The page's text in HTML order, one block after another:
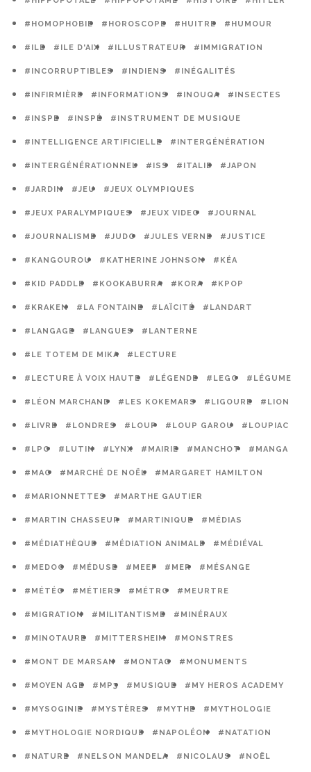
#HOMOPHOBIE #HOROSCOPE #HUITRE #HUMOUR
#ILE #ILE D'AIX #ILLUSTRATEUR #IMMIGRATION
#INCORRUPTIBLES #INDIENS #INÉGALITÉS
#INFIRMIÈRE #INFORMATIONS #INOUQA #INSECTES
#INSPE #INSPÉ #INSTRUMENT DE MUSIQUE
#INTELLIGENCE ARTIFICIELLE #INTERGÉNÉRATION
#INTERGÉNÉRATIONNEL #ISS #ITALIE #JAPON
#JARDIN #JEU #JEUX OLYMPIQUES
#JEUX PARALYMPIQUES #JEUX VIDEO #JOURNAL
#JOURNALISME #JUDO #JULES VERNE #JUSTICE
#KANGOUROU #KATHERINE JOHNSON #KÉA
#KID PADDLE #KOOKABURRA #KORA #KPOP
#KRAKEN #LA FONTAINE #LAÏCITÉ #LANDART
#LANGAGE #LANGUES #LANTERNE
#LE TOTEM DE MIKA #LECTURE
#LECTURE À VOIX HAUTE #LÉGENDE #LEGO #LÉGUME
#LÉON MARCHAND #LES KOKEMARS #LIGOURE #LION
#LIVRE #LONDRES #LOUP #LOUP GAROU #LOUPIAC
#LPO #LUTIN #LYNX #MAIRIE #MANCHOT #MANGA
#MAO #MARCHÉ DE NOËL #MARGARET HAMILTON
#MARIONNETTES #MARTHE GAUTIER
#MARTIN CHASSEUR #MARTINIQUE #MÉDIAS
#MÉDIATHÈQUE #MÉDIATION ANIMALE #MÉDIÉVAL
#MEDOC #MÉDUSE #MEEF #MER #MÉSANGE
#MÉTÉO #MÉTIERS #MÉTRO #MEURTRE
#MIGRATION #MILITANTISME #MINÉRAUX
#MINOTAURE #MITTERSHEIM #MONSTRES
#MONT DE MARSAN #MONTAG #MONUMENTS
#MOYEN AGE #MP3 #MUSIQUE #MY HEROS ACADEMY
#MYSOGINIE #MYSTÈRES #MYTHE #MYTHOLOGIE
#MYTHOLOGIE NORDIQUE #NAPOLÉON #NATATION
#NATURE #NELSON MANDELA #NICOLAUS #NOËL